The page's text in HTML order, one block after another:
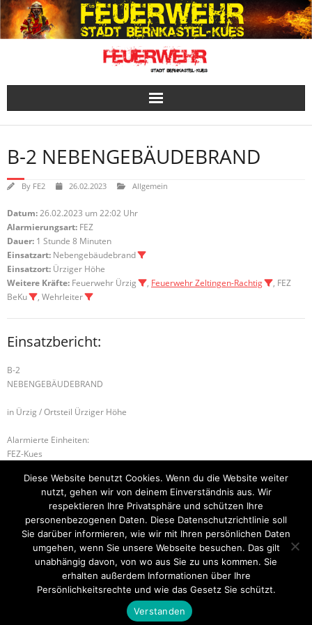
Skip
to
content
B-2 NEBENGEBÄUDEBRAND
By FE2 26.02.2023 Allgemein
Datum:26.02.2023 um 22:02 Uhr
Alarmierungsart: FEZ
Dauer: 1 Stunde 8 Minuten
Einsatzart: Nebengebäudebrand
Einsatzort: Ürziger Höhe
Weitere Kräfte: Feuerwehr Ürzig , Feuerwehr Zeltingen-Rachtig
, FEZ
BeKu
, Wehrleiter
Einsatzbericht:
B-2
NEBENGEBÄUDEBRAND
in Ürzig / Ortsteil Ürziger Höhe
Alarmierte Einheiten:
FEZ-Kues
FF-Ürzig
WL-Bernkastel-Kues
B-3 GEBÄUDEBRAND H-1 Hilfeleistung 1
Startseite Einsätze Mitglied werden Über uns
Kontakt
Think Up Themes Ltd. Powered by
Diese Website benutzt Cookies. Wenn du die Website weiter
nutzt, gehen wir von deinem Einverständnis aus. Wir
respektieren Ihre Privatsphäre und schützen Ihre
personenbezogenen Daten. Diese Datenschutzrichtlinie soll
Sie darüber informieren, wie wir mit Ihren persönlichen Daten
umgehen, wenn Sie unsere Webseite besuchen. Das gilt
unabhängig davon, von wo aus Sie zu uns kommen. Sie
erhalten außerdem Informationen über Ihre
Persönlichkeitsrechte und wie das Gesetz Sie schützt.
Verstanden